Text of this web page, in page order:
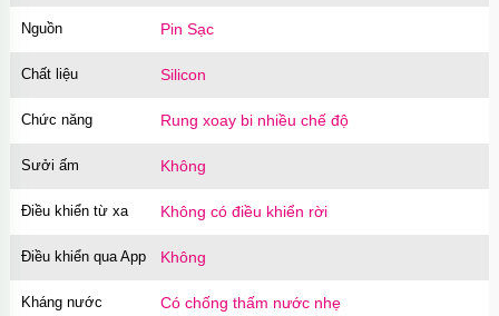
Nguồn Pin Sạc
Chất liệu Silicon
Chức năng Rung xoay bi nhiều chế độ
Sưởi ấm Không
Điều khiển từ xa Không có điều khiển rời
Điều khiển qua App Không
Kháng nước Có chống thấm nước nhẹ